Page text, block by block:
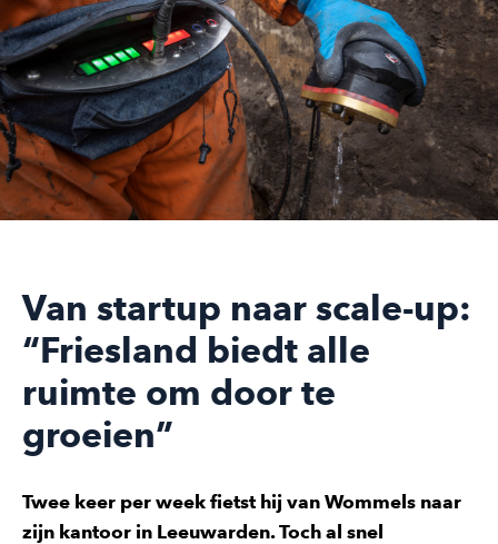
Van startup naar scale-up:
“Friesland biedt alle
ruimte om door te
groeien”
Twee keer per week fietst hij van Wommels naar
zijn kantoor in Leeuwarden. Toch al snel